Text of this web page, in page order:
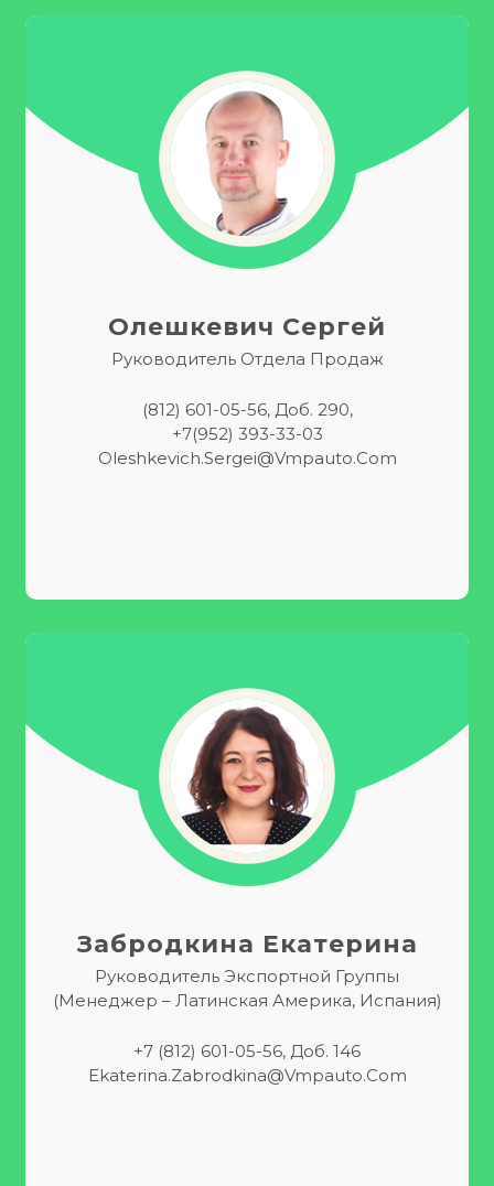
Олешкевич Сергей
Руководитель Отдела Продаж
(812) 601-05-56, Доб. 290,
+7(952) 393-33-03
Oleshkevich.Sergei@vmpauto.com
Забродкина Екатерина
Руководитель Экспортной Группы
(Менеджер – Латинская Америка, Испания)
+7 (812) 601-05-56, Доб. 146
Ekaterina.zabrodkina@vmpauto.com